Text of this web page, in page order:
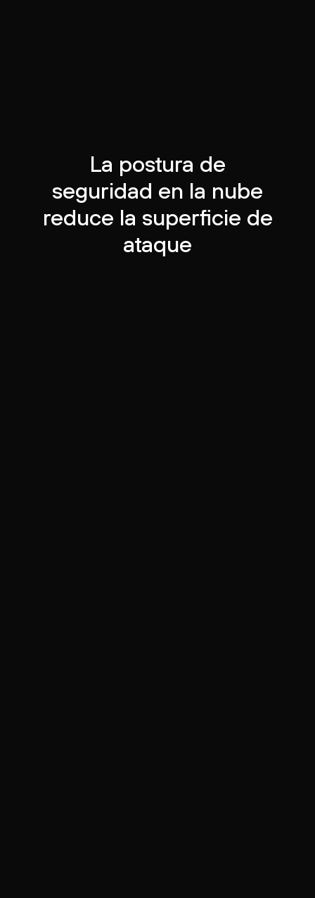
La postura de
seguridad en la nube
reduce la superficie de
ataque